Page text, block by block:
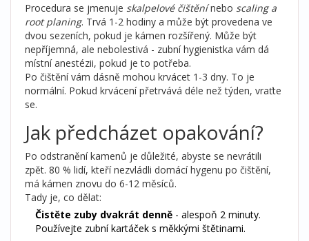
Procedura se jmenuje skalpelové čištěnínebo scaling a
root planing. Trvá 1-2 hodiny a může být provedena ve
dvou sezeních, pokud je kámen rozšířený. Může být
nepříjemná, ale nebolestivá - zubní hygienistka vám dá
místní anestézii, pokud je to potřeba.
Po čištění vám dásně mohou krvácet 1-3 dny. To je
normální. Pokud krvácení přetrvává déle než týden, vraťte
se.
Jak předcházet opakování?
Po odstranění kamenů je důležité, abyste se nevrátili
zpět. 80 % lidí, kteří nezvládli domácí hygenu po čištění,
má kámen znovu do 6-12 měsíců.
Tady je, co dělat:
Čistěte zuby dvakrát denně - alespoň 2 minuty.
Používejte zubní kartáček s měkkými štětinami.